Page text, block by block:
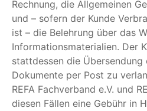
Rechnung, die Allgemeinen
und – sofern der Kunde
ist – die Belehrung über das
Informationsmaterialien. Der
stattdessen die
Dokumente per Post zu
REFA Fachverband e.V. und
diesen Fällen eine Gebühr in